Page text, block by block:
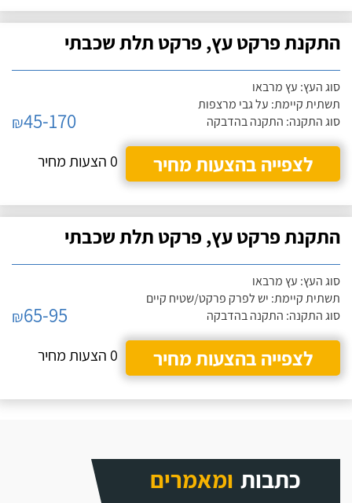
התקנת פרקט עץ, פרקט תלת שכבתי
סוג העץ: עץ מרבאו
תשתית קיימת: על גבי מרצפות
סוג התקנה: התקנה בהדבקה
₪45-170
לצפייה בהצעות מחיר
0 הצעות מחיר
התקנת פרקט עץ, פרקט תלת שכבתי
סוג העץ: עץ מרבאו
תשתית קיימת: יש לפרק פרקט/שטיח קיים
סוג התקנה: התקנה בהדבקה
₪65-95
לצפייה בהצעות מחיר
0 הצעות מחיר
כתבות ומאמרים